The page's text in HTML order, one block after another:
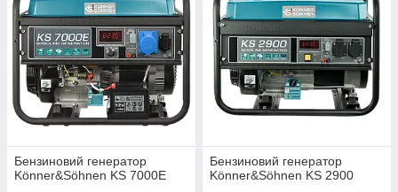
Бензиновий генератор
Könner&Söhnen KS 7000Е
Бензиновий генератор
Könner&Söhnen KS 2900